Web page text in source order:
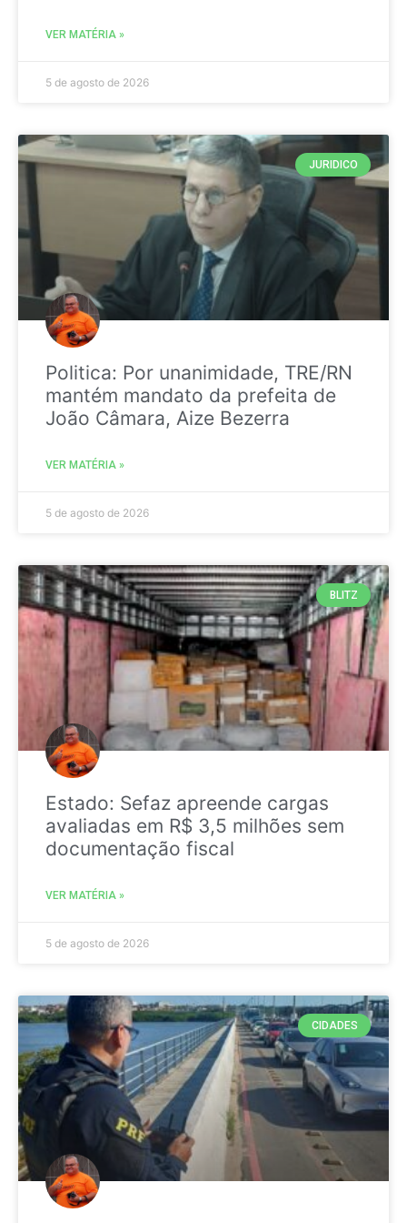
VER MATÉRIA »
5 de agosto de 2026
JURIDICO
Politica: Por unanimidade, TRE/RN
mantém mandato da prefeita de
João Câmara, Aize Bezerra
VER MATÉRIA »
5 de agosto de 2026
BLITZ
Estado: Sefaz apreende cargas
avaliadas em R$ 3,5 milhões sem
documentação fiscal
VER MATÉRIA »
5 de agosto de 2026
CIDADES